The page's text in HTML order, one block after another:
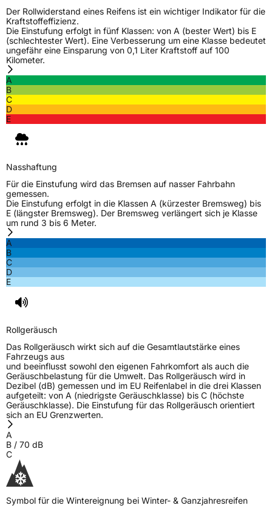
ModellnameSnowgard
FahrzeugartPKW & SUV
Weitere Eigenschaften
SchlauchtypTL
ZustandNeureifen
M+S
EU Label
EffizienzE
Nasshaftung E
Fahrzeugklasse
3PMSF / Schneeflockensymbol / Alpine-Symbol
EPREL ID 668705
Allgemeine Produktsicherheit (GPSR)
HerstellerkontaktAUTOMIR s.r.o., 09100 Bila Tserkva Kyiv
Region Ukraine Levanevskogo str. 91,
Der Rollwiderstand eines Reifens ist ein wichtiger Indikator für die
Kraftstoffeffizienz.
Die Einstufung erfolgt in fünf Klassen: von A (bester Wert) bis E
(schlechtester Wert). Eine Verbesserung um eine Klasse bedeutet
ungefähr eine Einsparung von 0,1 Liter Kraftstoff auf 100
Kilometer.
A
B
C
D
E
Nasshaftung
Für die Einstufung wird das Bremsen auf nasser Fahrbahn
gemessen.
Die Einstufung erfolgt in die Klassen A (kürzester Bremsweg) bis
E (längster Bremsweg). Der Bremsweg verlängert sich je Klasse
um rund 3 bis 6 Meter.
A
B
C
D
E
Rollgeräusch
Das Rollgeräusch wirkt sich auf die Gesamtlautstärke eines
Fahrzeugs aus
und beeinflusst sowohl den eigenen Fahrkomfort als auch die
Geräuschbelastung für die Umwelt. Das Rollgeräusch wird in
Dezibel (dB) gemessen und im EU Reifenlabel in die drei Klassen
aufgeteilt: von A (niedrigste Geräuschklasse) bis C (höchste
Geräuschklasse). Die Einstufung für das Rollgeräusch orientiert
sich an EU Grenzwerten.
A
B / 70 dB
C
Symbol für die Wintereignung bei Winter- & Ganzjahresreifen